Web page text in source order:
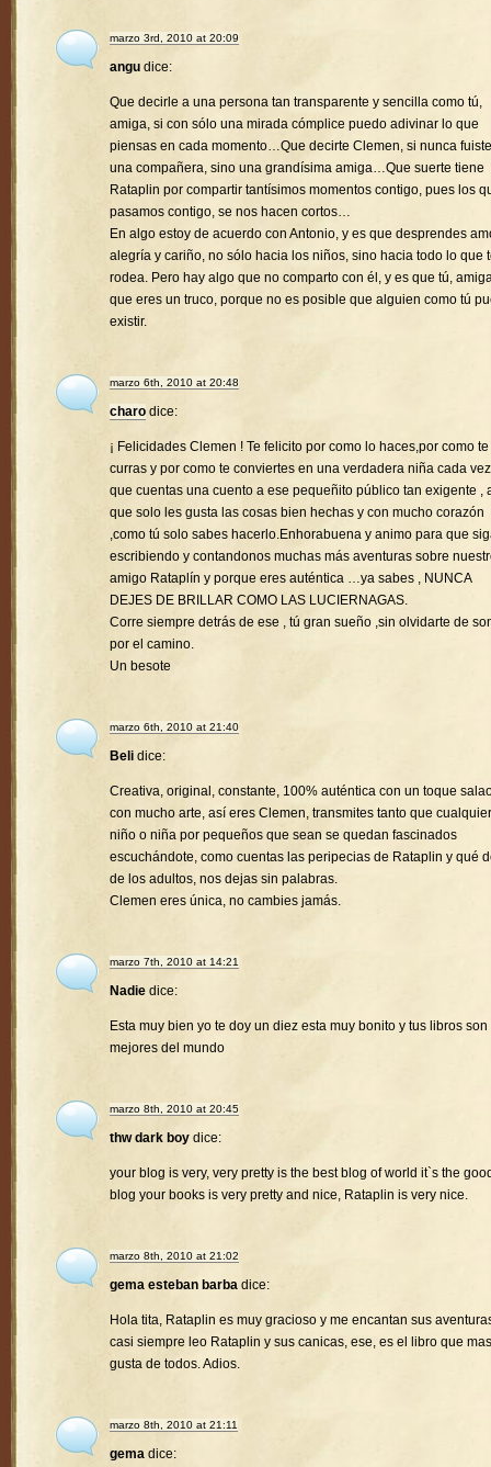
marzo 3rd, 2010 at 20:09
angu dice:
Que decirle a una persona tan transparente y sencilla como tú,
amiga, si con sólo una mirada cómplice puedo adivinar lo que
piensas en cada momento…Que decirte Clemen, si nunca fuiste
una compañera, sino una grandísima amiga…Que suerte tiene
Rataplin por compartir tantísimos momentos contigo, pues los
pasamos contigo, se nos hacen cortos…
En algo estoy de acuerdo con Antonio, y es que desprendes
alegría y cariño, no sólo hacia los niños, sino hacia todo lo que
rodea. Pero hay algo que no comparto con él, y es que tú,
que eres un truco, porque no es posible que alguien como tú
existir.
marzo 6th, 2010 at 20:48
charo dice:
¡ Felicidades Clemen ! Te felicito por como lo haces,por como
curras y por como te conviertes en una verdadera niña cada vez
que cuentas una cuento a ese pequeñito público tan exigente ,
que solo les gusta las cosas bien hechas y con mucho corazón
,como tú solo sabes hacerlo.Enhorabuena y animo para que
escribiendo y contandonos muchas más aventuras sobre
amigo Rataplín y porque eres auténtica …ya sabes , NUNCA
DEJES DE BRILLAR COMO LAS LUCIERNAGAS.
Corre siempre detrás de ese , tú gran sueño ,sin olvidarte de
por el camino.
Un besote
marzo 6th, 2010 at 21:40
Beli dice:
Creativa, original, constante, 100% auténtica con un toque
con mucho arte, así eres Clemen, transmites tanto que cualquier
niño o niña por pequeños que sean se quedan fascinados
escuchándote, como cuentas las peripecias de Rataplin y qué
de los adultos, nos dejas sin palabras.
Clemen eres única, no cambies jamás.
marzo 7th, 2010 at 14:21
Nadie dice:
Esta muy bien yo te doy un diez esta muy bonito y tus libros son
mejores del mundo
marzo 8th, 2010 at 20:45
thw dark boy dice:
your blog is very, very pretty is the best blog of world it`s the
blog your books is very pretty and nice, Rataplin is very nice.
marzo 8th, 2010 at 21:02
gema esteban barba dice:
Hola tita, Rataplin es muy gracioso y me encantan sus
casi siempre leo Rataplin y sus canicas, ese, es el libro que
gusta de todos. Adios.
marzo 8th, 2010 at 21:11
gema dice: